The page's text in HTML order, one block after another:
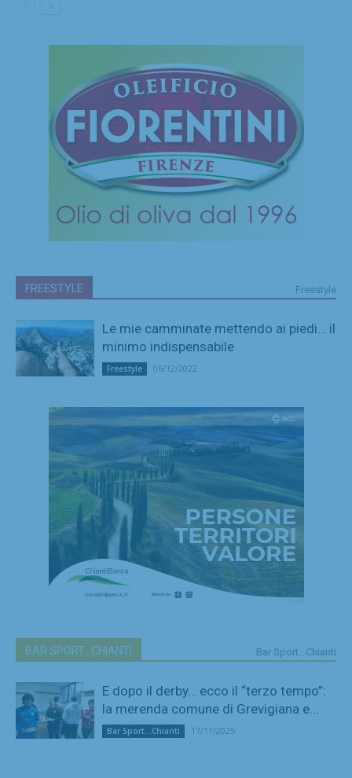
FREESTYLE Freestyle
Le mie camminate mettendo ai piedi… il
minimo indispensabile
Freestyle 06/12/2022
BAR SPORT...CHIANTI Bar Sport...Chianti
E dopo il derby… ecco il “terzo tempo”:
la merenda comune di Grevigiana e...
Bar Sport...Chianti 17/11/2025